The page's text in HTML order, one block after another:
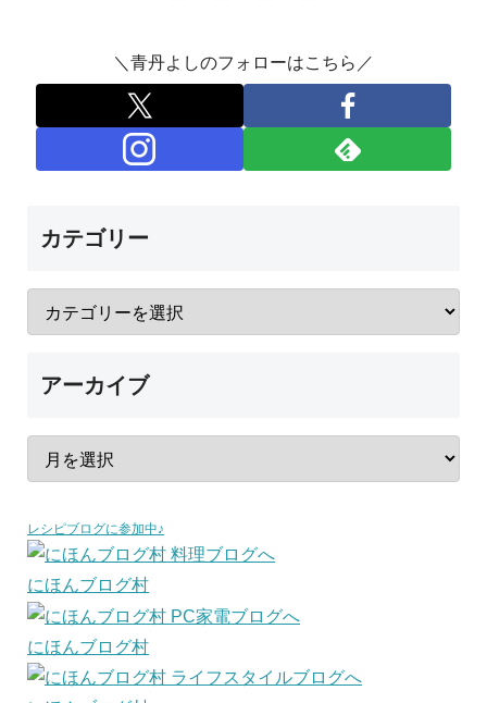
＼青丹よしのフォローはこちら／
カテゴリー
アーカイブ
レシピブログに参加中♪
にほんブログ村
にほんブログ村